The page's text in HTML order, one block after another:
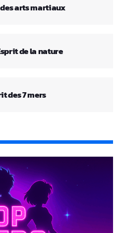
arts martiaux
de la nature
des 7 mers